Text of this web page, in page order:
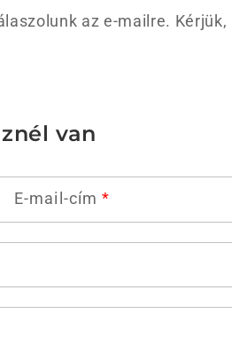
az e-mailre. Kérjük,
van
E-mail-cím*